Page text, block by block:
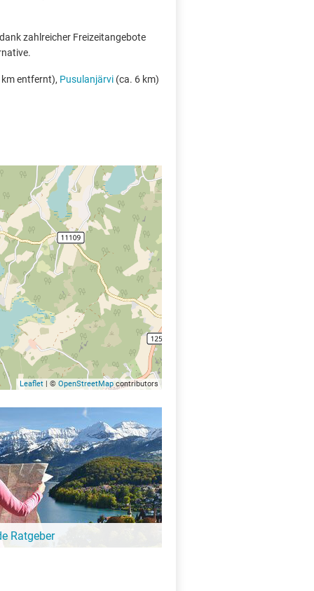
zahlreicher Freizeitangebote
km entfernt), Pusulanjärvi (ca. 6 km)
Leaflet | © OpenStreetMapcontributors
Ratgeber